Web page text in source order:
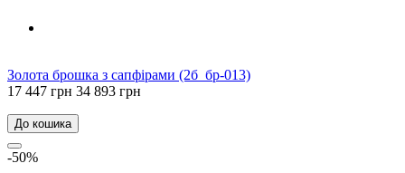
Золота брошка з сапфірами (2б_бр-013)
17 447 грн 34 893 грн
До кошика
-50%